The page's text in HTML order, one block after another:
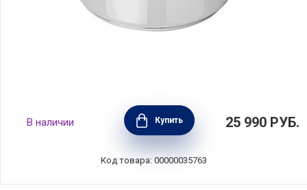
Кастрюля COMFORT GLASS 10,3 л, диаметр
28 см, нержавеющая сталь, Silampos,
Португалия, 632122WR6628100
В наличии Купить 25 990 РУБ.
Код товара: 00000035763